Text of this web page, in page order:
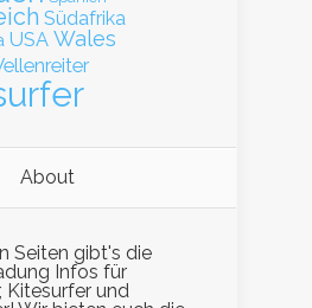
Südafrika
USA Wales
About
Seiten gibt's die
Infos für
Kitesurfer und